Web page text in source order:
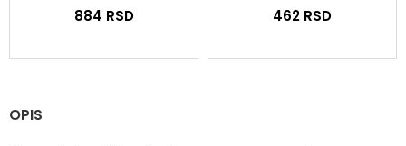
884 RSD 462 RSD
OPIS